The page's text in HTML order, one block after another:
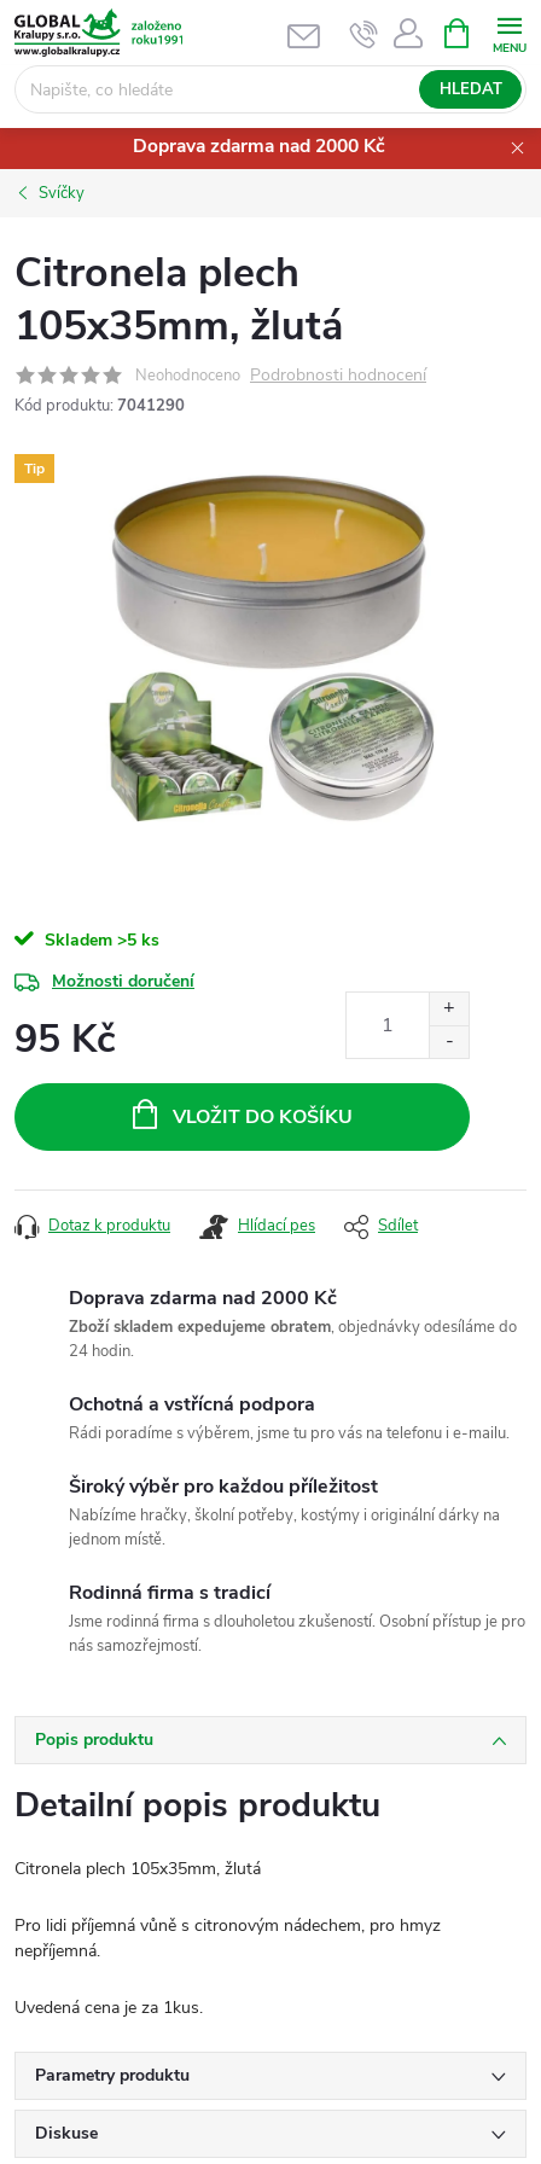
Přejít
na
obsah
HLEDAT
NÁKUPNÍ
KOŠÍK
Doprava zdarma nad 2000 Kč
Svíčky
Citronela plech
105x35mm, žlutá
Neohodnoceno Podrobnosti hodnocení
Kód produktu: 7041290
Tip
Skladem >5 ks
Možnosti doručení
95 Kč
cena:
VLOŽIT DO KOŠÍKU
Dotaz k produktu Hlídací pes Sdílet
Doprava zdarma nad 2000 Kč
Zboží skladem expedujeme obratem, objednávky odesíláme do
24 hodin.
Ochotná a vstřícná podpora
Rádi poradíme s výběrem, jsme tu pro vás na telefonu i e-mailu.
Široký výběr pro každou příležitost
Nabízíme hračky, školní potřeby, kostýmy i originální dárky na
jednom místě.
Rodinná firma s tradicí
Jsme rodinná firma s dlouholetou zkušeností. Osobní přístup je pro
nás samozřejmostí.
Popis produktu
Detailní popis produktu
Citronela plech 105x35mm, žlutá
Pro lidi příjemná vůně s citronovým nádechem, pro hmyz
nepříjemná.
Uvedená cena je za 1kus.
Parametry produktu
Diskuse